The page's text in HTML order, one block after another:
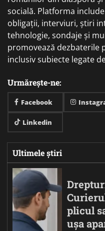
socială. Platforma
obligații, interviuri, știri
tehnologie, sondaje și
promovează dezbaterile
inclusiv subiecte legate
Urmărește-ne:
Facebook
Linkedin
Ultimele știri
plicul
ușa